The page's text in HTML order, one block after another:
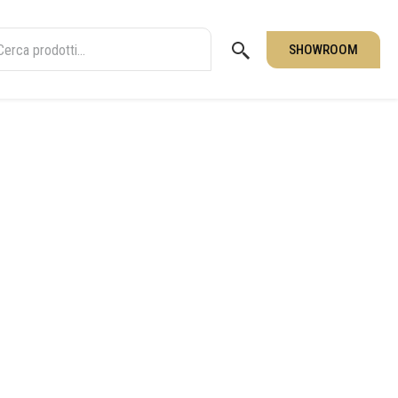
SHOWROOM